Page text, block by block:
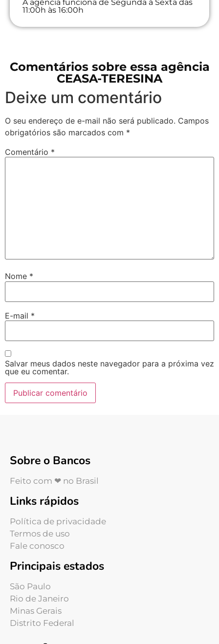
A agência funciona de Segunda à Sexta das
11:00h às 16:00h
Comentários sobre essa agência
CEASA-TERESINA
Deixe um comentário
O seu endereço de e-mail não será publicado. Campos
obrigatórios são marcados com *
Comentário *
Nome *
E-mail *
Salvar meus dados neste navegador para a próxima vez
que eu comentar.
Sobre o Bancos
Feito com ❤ no Brasil
Links rápidos
Política de privacidade
Termos de uso
Fale conosco
Principais estados
São Paulo
Rio de Janeiro
Minas Gerais
Distrito Federal